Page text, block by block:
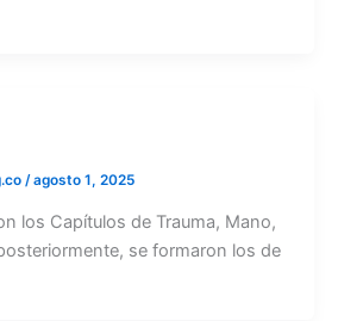
/agosto 1, 2025
los Capítulos de Trauma, Mano,
se formaron los de